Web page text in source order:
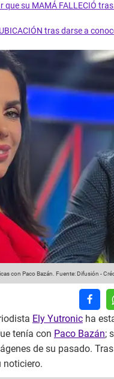
que su MAMÁ FALLECIÓ
tras darse a
con Paco Bazán. Fuente: Difusión -
Ely Yutronic ha
tenía con Paco Bazán;
de su pasado.